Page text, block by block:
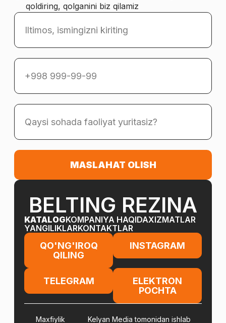
MASLAHAT OLISH
qoldiring, qolganini biz qilamiz
BELTING REZINA
KATALOGKOMPANIYA HAQIDAXIZMATLAR
YANGILIKLARKONTAKTLAR
QO'NG'IROQ
QILING
INSTAGRAM
TELEGRAM
ELEKTRON
POCHTA
Maxfiylik Kelyan Media tomonidan ishlab